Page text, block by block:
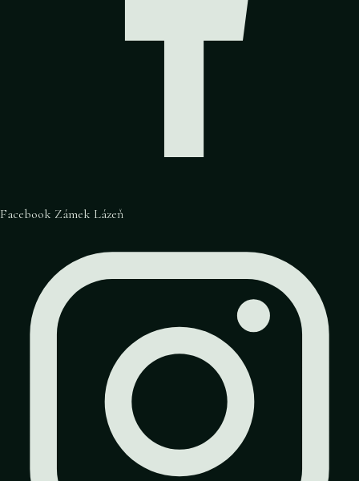
Facebook Zámek Lázeň